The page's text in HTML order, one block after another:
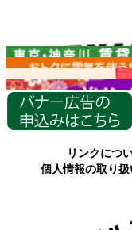
各種情報
リンクにつ
個人情報の取り扱